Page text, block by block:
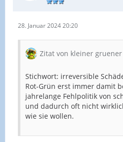
28. Januar 2024 20:20
Zitat von kleiner
Stichwort: irreversible
Rot-Grün erst immer damit
jahrelange Fehlpolitik von
und dadurch oft nicht
wie sie wollen.